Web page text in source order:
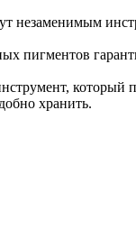
пигментов
который
хранить.